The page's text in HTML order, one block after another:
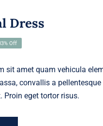
Dress
Off
sit amet quam vehicula
convallis a
Proin eget tortor risus.